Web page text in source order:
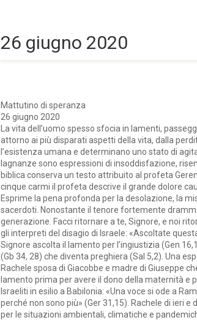
26 giugno 2020
Mattutino di speranza
26 giugno 2020
La vita dell’uomo spesso sfocia in lamenti,
attorno ai più disparati aspetti della vita, dalla
l’esistenza umana e determinano uno stato di
lagnanze sono espressioni di insoddisfazione,
biblica conserva un testo attribuito al profeta
cinque carmi il profeta descrive il grande dolore
Esprime la pena profonda per la desolazione, la
sacerdoti. Nonostante il tenore fortemente
generazione. Facci ritornare a te, Signore, e noi
gli interpreti del disagio di Israele: «Ascoltate
Signore ascolta il lamento per l’ingiustizia (Gen
(Gb 34, 28) che diventa preghiera (Sal 5,2). Una
Rachele sposa di Giacobbe e madre di Giuseppe
lamento prima per avere il dono della maternità e
Israeliti in esilio a Babilonia: «Una voce si ode a
perché non sono più» (Ger 31,15). Rachele di ieri
per le situazioni ambientali, climatiche e